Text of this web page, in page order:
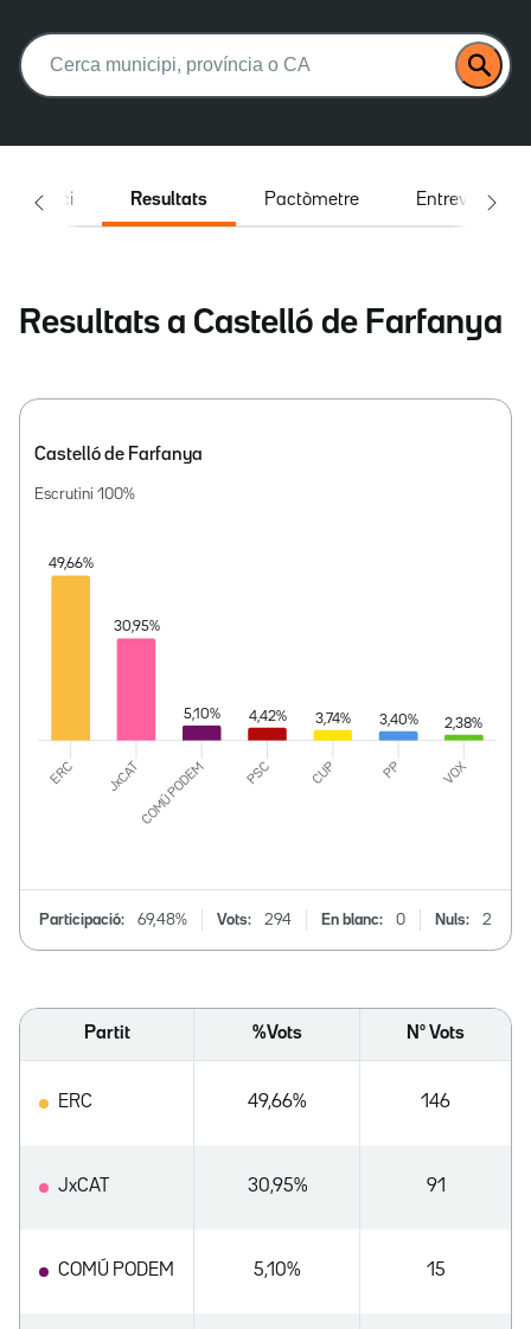
Buscar:
Inici Resultats Pactòmetre Entrevistes
Resultats a Castelló de Farfanya
Castelló de Farfanya
Escrutini 100%
Participació: 69,48% Vots: 294 En blanc: 0 Nuls: 2
Partit %Vots Nº Vots
ERC 49,66% 146
JxCAT 30,95% 91
COMÚ PODEM 5,10% 15